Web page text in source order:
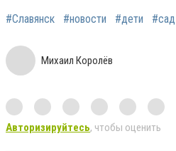
#Славянск #новости #дети #сад
Михаил Королёв
Авторизируйтесь, чтобы оценить